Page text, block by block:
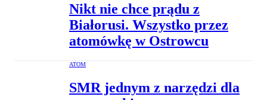
Nikt nie chce prądu z
Białorusi. Wszystko przez
atomówkę w Ostrowcu
ATOM
SMR jednym z narzędzi dla